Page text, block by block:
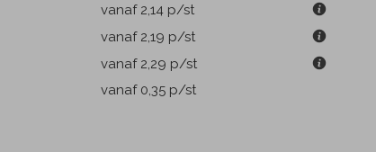
vanaf 2,14 p/st
vanaf 2,19 p/st
vanaf 2,29 p/st
vanaf 0,35 p/st